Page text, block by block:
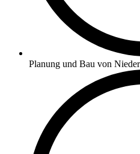
Planung und Bau von